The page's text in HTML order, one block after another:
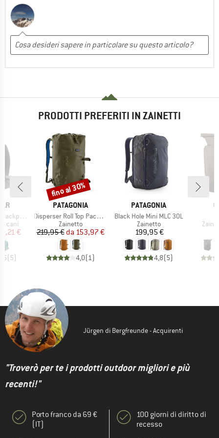
PRODOTTI PREFERITI IN ZAINETTI
Carrier
cani
ridotto
€
(5)
MARCHIO
PATAGONIA
Articolo
Disperser Roll Top Pack 40
Gruppo di prodotti
Zainetto
Prezzo
219,95 € Prezzo ridotto
da 153,97 €
4,0(1)
Sconto
fino al 30%
MARCHIO
PATAGONIA
Articolo
Black Hole Mini MLC 30L
Gruppo di prodotti
Zainetto
Prezzo
199,95 €
4,8(5)
Jürgen di Bergfreunde - Acquirenti
"Troverò per te i prodotti outdoor migliori e più
recenti!"
Porto franco da 69 €
(IT)
100 giorni di diritto di
recesso